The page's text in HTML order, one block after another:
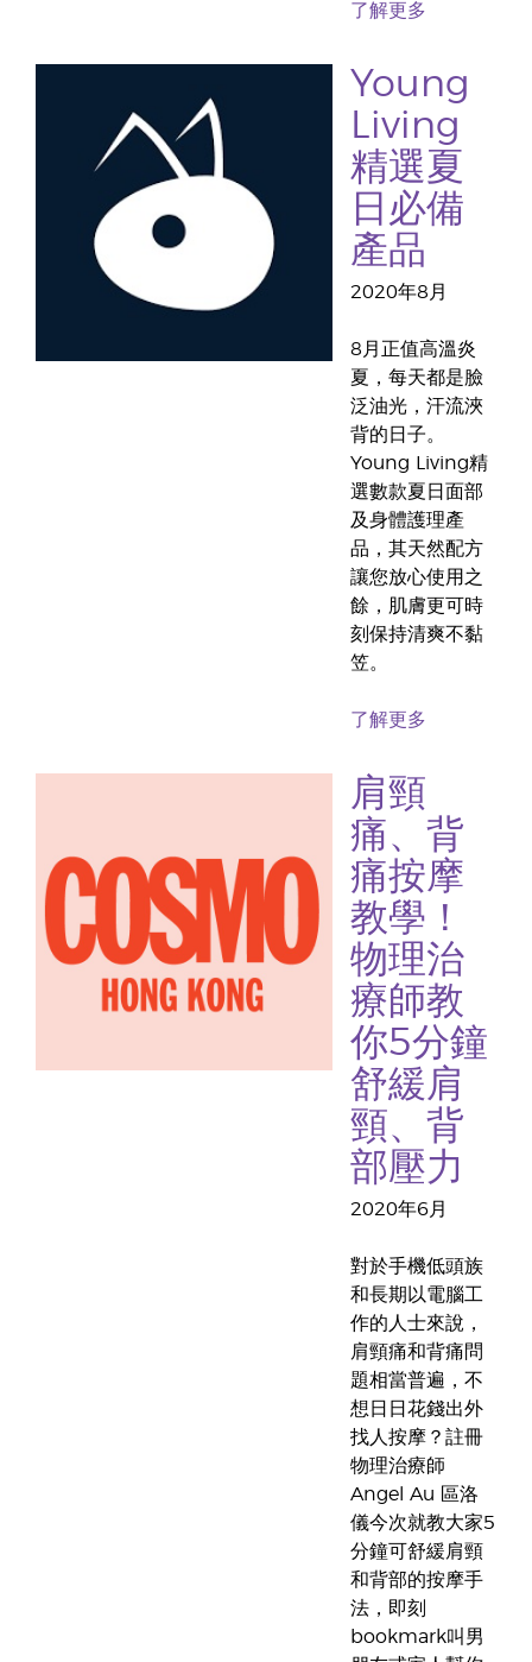
了解更多
Young
Living
精選夏
日必備
產品
2020年8月
8月正值高溫炎
夏，每天都是臉
泛油光，汗流浹
背的日子。
Young Living精
選數款夏日面部
及身體護理產
品，其天然配方
讓您放心使用之
餘，肌膚更可時
刻保持清爽不黏
笠。
了解更多
肩頸
痛、背
痛按摩
教學！
物理治
療師教
你5分鐘
舒緩肩
頸、背
部壓力
2020年6月
對於手機低頭族
和長期以電腦工
作的人士來說，
肩頸痛和背痛問
題相當普遍，不
想日日花錢出外
找人按摩？註冊
物理治療師
Angel Au 區洛
儀今次就教大家5
分鐘可舒緩肩頸
和背部的按摩手
法，即刻
bookmark叫男